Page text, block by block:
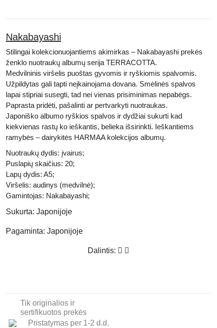
Nakabayashi
Stilingai kolekcionuojantiems akimirkas – Nakabayashi prekės
ženklo nuotraukų albumų serija TERRACOTTA.
Medvilninis viršelis puoštas gyvomis ir ryškiomis spalvomis.
Užpildytas gali tapti neįkainojama dovana. Smėlinės spalvos
lapai stipriai susegti, tad nei vienas prisiminimas nepabėgs.
Paprasta pridėti, pašalinti ar pertvarkyti nuotraukas.
Japoniško albumo ryškios spalvos ir dydžiai sukurti kad
kiekvienas rastų ko ieškantis, belieka išsirinkti. Ieškantiems
ramybės – dairykitės HARMAA kolekcijos albumų.
Nuotraukų dydis: įvairus;
Puslapių skaičius: 20;
Lapų dydis: A5;
Viršelis: audinys (medvilnė);
Gamintojas: Nakabayashi;
Sukurta: Japonijoje
Pagaminta: Japonijoje
Dalintis:
Tik originalios ir
sertifikuotos prekės
Pristatymas per 1-2 d.d.